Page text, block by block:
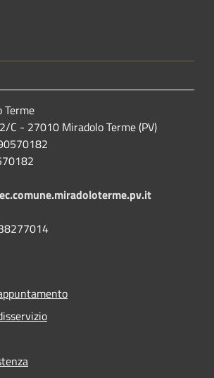
Terme
C - 27010 Miradolo Terme (PV)